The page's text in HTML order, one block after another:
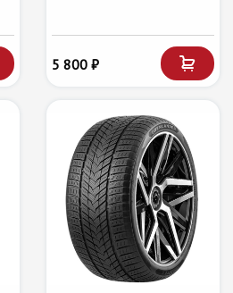
5 800 ₽